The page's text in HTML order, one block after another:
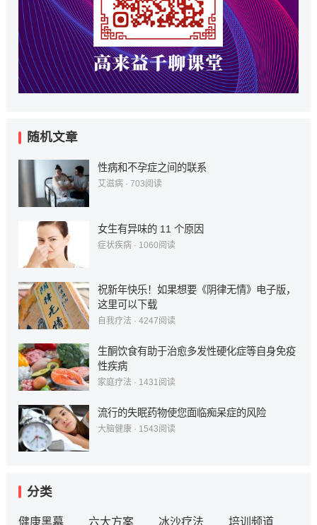
随机文章
性病和不孕症之间的联系
艾滋病· 703阅读
女生有异味的 11 个原因
症状疾病· 1060阅读
祝新年快乐！如果想要《阴律无情》电子版，
这里可以下载
自我疗法 · 4247阅读
生酮饮食有助于治愈多发性硬化症等自身免疫
性疾病
家庭疗法 · 1431阅读
流行的失眠药物使您面临痴呆症的风险
大脑健康· 1543阅读
分类
健康黑幕 六大方案 冰沙疗法 培训频道